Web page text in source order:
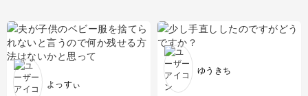
や、自分の生活に合った楽しみ
方を知ることができて、安心し
てお香を楽しめるようになりま
した。ありがとうございまし
た！
よっすぃ
ゆうきち